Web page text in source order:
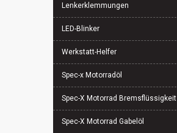
Lenkerklemmungen
LED-Blinker
Werkstatt-Helfer
Spec-x Motorradöl
Spec-X Motorrad Bremsflüssigkeit
Spec-X Motorrad Gabelöl